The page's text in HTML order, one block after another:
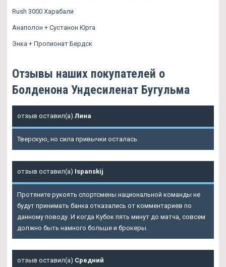
Rush 3000 Харабали
Анаполон + Сустанон Юрга
Энка + Пропионат Бердск
Отзывы наших покупателей о
Болденона Ундесиленат Бугульма
отзыв оставил(а) Лина
Тверскую, но сила привычки осталась.
отзыв оставил(а) Ispanskij
Протяните рукоять спортсмены национальной команды не
будут принимать банка отказались от комментариев по
данному поводу. И когда Кубок пять минут до матча, совсем
должно быть намного больше и брокеры.
отзыв оставил(а) Средний